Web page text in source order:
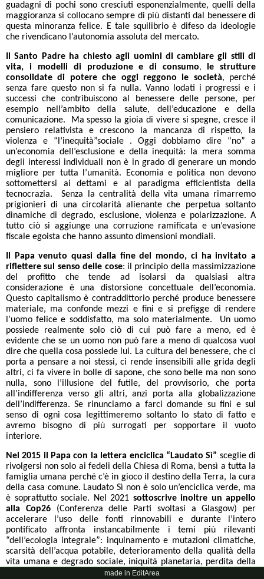
guadagni di pochi sono cresciuti esponenzialmente, quelli della
maggioranza si collocano sempre di più distanti dal benessere di
questa minoranza felice. E tale squilibrio è difeso da ideologie
che rivendicano l’autonomia assoluta del mercato.
Il Santo Padre ha chiesto agli uomini di cambiare gli stili di
vita, i modelli di produzione e di consumo,
le strutture
consolidate di potere che oggi reggono le società, perché
senza fare questo non si fa nulla. Vanno lodati i progressi e i
successi che contribuiscono al benessere delle persone, per
esempio nell’ambito della salute, dell’educazione e della
comunicazione. Ma spesso la gioia di vivere si spegne, cresce il
pensiero relativista e crescono la mancanza di rispetto, la
violenza e “l’inequità”sociale . Oggi dobbiamo dire “no” a
un’economia dell’esclusione e della inequità: la mera somma
degli interessi individuali non è in grado di generare un mondo
migliore per tutta l’umanità. Economia e politica non devono
sottomettersi ai dettami e al paradigma efficientista della
tecnocrazia. Senza la centralità della vita umana rimarremo
prigionieri di una circolarità alienante che perpetua soltanto
dinamiche di degrado, esclusione, violenza e polarizzazione. A
tutto ciò si aggiunge una corruzione ramificata e un’evasione
fiscale egoista che hanno assunto dimensioni mondiali.
Il Papa venuto quasi dalla fine del mondo, ci ha invitato a
riflettere sul senso delle cose: il principio della massimizzazione
del profitto che tende ad isolarsi da qualsiasi altra
considerazione è una distorsione concettuale dell’economia.
Questo capitalismo è contraddittorio perché produce benessere
materiale, ma confonde mezzi e fini e si prefigge di rendere
l’uomo felice e soddisfatto, ma solo materialmente. Un uomo
possiede realmente solo ciò di cui può fare a meno, ed è
evidente che se un uomo non può fare a meno di qualcosa vuol
dire che quella cosa possiede lui. La cultura del benessere, che ci
porta a pensare a noi stessi, ci rende insensibili alle grida degli
altri, ci fa vivere in bolle di sapone, che sono belle ma non sono
nulla, sono l’illusione del futile, del provvisorio, che porta
all’indifferenza verso gli altri, anzi porta alla globalizzazione
dell’indifferenza. Se rinunciamo a farci domande su fini e sul
senso di ogni cosa legittimeremo soltanto lo stato di fatto e
avremo bisogno di più surrogati per sopportare il vuoto
interiore.
Nel 2015 il Papa con la lettera enciclica “Laudato Sì” sceglie di
rivolgersi non solo ai fedeli della Chiesa di Roma, bensì a tutta la
famiglia umana perché c’è in gioco il destino della Terra, la cura
della casa comune. Laudato Sì non è solo un’enciclica verde, ma
è soprattutto sociale. Nel 2021 sottoscrive inoltre un appello
alla Cop26(Conferenza delle Parti svoltasi a Glasgow) per
accelerare l’uso delle fonti rinnovabili e durante l’intero
pontificato affronta instancabilmente i temi più rilevanti
“dell’ecologia integrale”: inquinamento e mutazioni climatiche,
scarsità dell’acqua potabile, deterioramento della qualità della
vita umana e degrado sociale, iniquità planetaria, perdita della
biodiversità, perdita dei ghiacciai, innalzamento del livello dei
made in EditArea